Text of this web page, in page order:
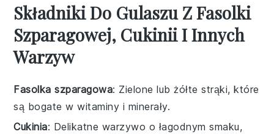
Składniki Do Gulaszu Z Fasolki
Szparagowej, Cukinii I Innych
Warzyw
Fasolka szparagowa: Zielone lub żółte strąki, które
są bogate w witaminy i minerały.
Cukinia: Delikatne warzywo o łagodnym smaku,